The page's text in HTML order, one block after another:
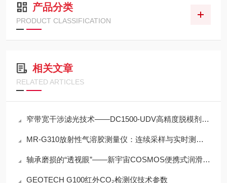
产品分类
PRODUCT CLASSIFICATION
相关文章
RELATED ARTICLES
窄带宽干涉滤光技术——DC1500-UDV高精度脱模剂浓度检测的光学核心
MR-G310放射性气溶胶测量仪：连续采样与实时测量一体化设计
轴承磨损的“透视眼”——新宇宙COSMOS便携式润滑脂铁粉浓度计SDM-72
GEOTECH G100红外CO₂检测仪技术参数